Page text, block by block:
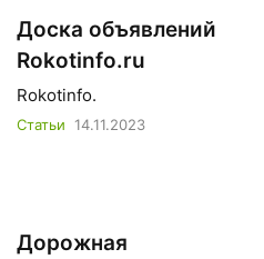
Доска объявлений
Rokotinfo.ru
Rokotinfo.
Статьи 14.11.2023
Дорожная